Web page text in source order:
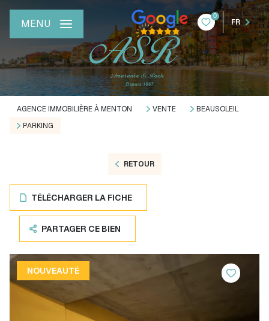
0
FR
MENU
AGENCE IMMOBILIÈRE À MENTON VENTE
BEAUSOLEIL
PARKING
RETOUR
TÉLÉCHARGER LA FICHE
PARTAGER CE BIEN
NOUVEAUTÉ